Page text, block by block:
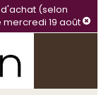
(selon
mercredi 19 août